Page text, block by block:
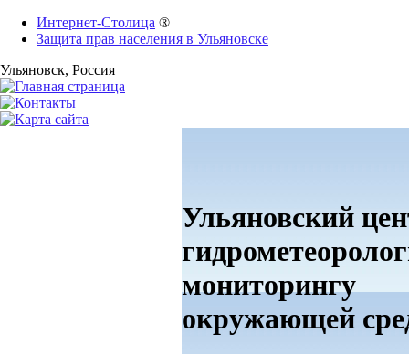
Интернет-Столица ®
Защита прав населения в Ульяновске
Ульяновск, Россия
Ульяновский
мониторингу
окружающей